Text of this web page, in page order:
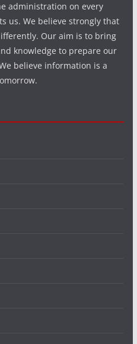
administration on every
us. We believe strongly that
Our aim is to bring
knowledge to prepare our
believe information is a